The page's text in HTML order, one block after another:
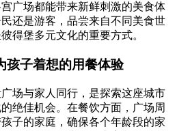
广场都能带来新鲜刺激的美食体
还是游客，品尝来自不同美食世
得堡多元文化的重要方式。
孩子着想的用餐体验
场与家人同行，是探索这座城市
绝佳机会。在餐饮方面，广场周
子的家庭，确保各个年龄段的家